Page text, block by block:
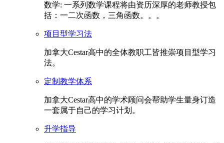
数学: 一系列数学课程将由资历深厚的老师教授包
括：一二次函数，三角函数。。。
项目型学习法
加拿大Cestar高中的全体教职工皆推崇项目型学习
法。
定制教学体系
加拿大Cestar高中的学术顾问会帮助学生量身订造
一套属于自己的学习计划。
升学指导